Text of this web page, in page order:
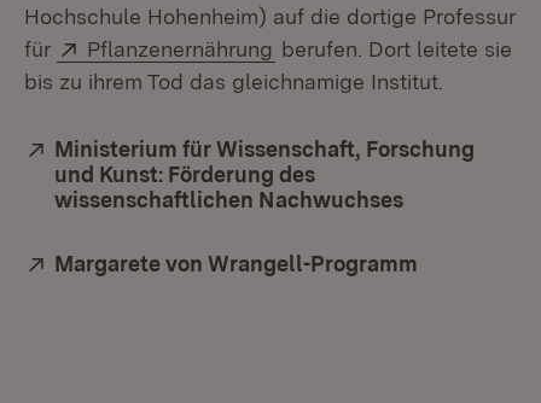
Hochschule Hohenheim) auf die dortige Professur
für
Extern:
Pflanzenernährung (Öffnet in neuem Fenster)
berufen. Dort leitete sie
bis zu ihrem Tod das gleichnamige Institut.
Extern:
Ministerium für Wissenschaft, Forschung
und Kunst: Förderung des
wissenschaftlichen Nachwuchses
Extern:
Margarete von Wrangell-Programm